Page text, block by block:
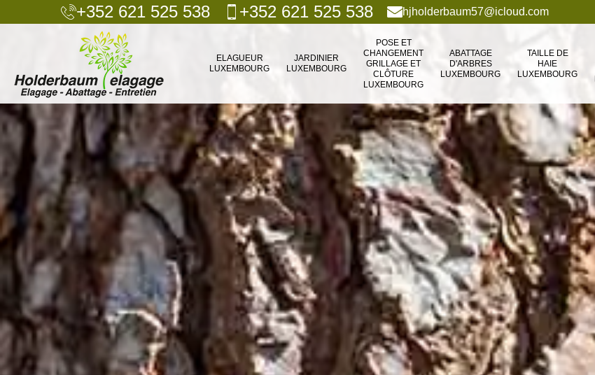
+352 621 525 538 +352 621 525 538 hjholderbaum57@icloud.com
ELAGUEUR
LUXEMBOURG
JARDINIER
LUXEMBOURG
POSE ET
CHANGEMENT
GRILLAGE ET
CLÔTURE
LUXEMBOURG
ABATTAGE
D'ARBRES
LUXEMBOURG
TAILLE DE
HAIE
LUXEMBOURG